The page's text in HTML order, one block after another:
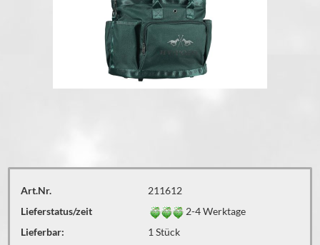
Art.Nr.
211612
Lieferstatus/zeit
2-4 Werktage
Lieferbar:
1 Stück